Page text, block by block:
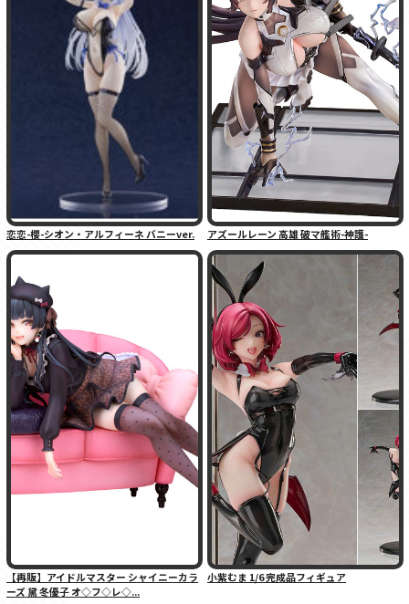
恋恋-櫻-シオン・アルフィーネ バニーver. アズールレーン 高雄 破マ艦術-神護-
【再販】アイドルマスター シャイニーカラ
ーズ 黛 冬優子 オ◇フ◇レ◇...
小紫むま 1/6 完成品フィギュア